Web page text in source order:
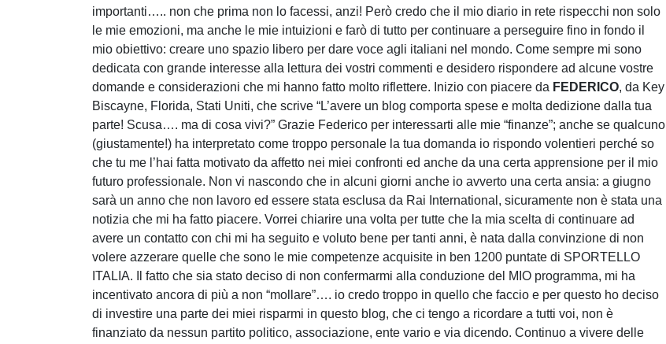
importanti….. non che prima non lo facessi, anzi! Però credo che il mio diario in rete rispecchi non solo
le mie emozioni, ma anche le mie intuizioni e farò di tutto per continuare a perseguire fino in fondo il
mio obiettivo: creare uno spazio libero per dare voce agli italiani nel mondo. Come sempre mi sono
dedicata con grande interesse alla lettura dei vostri commenti e desidero rispondere ad alcune vostre
domande e considerazioni che mi hanno fatto molto riflettere. Inizio con piacere da FEDERICO, da Key
Biscayne, Florida, Stati Uniti, che scrive “L’avere un blog comporta spese e molta dedizione dalla tua
parte! Scusa…. ma di cosa vivi?” Grazie Federico per interessarti alle mie “finanze”; anche se qualcuno
(giustamente!) ha interpretato come troppo personale la tua domanda io rispondo volentieri perché so
che tu me l’hai fatta motivato da affetto nei miei confronti ed anche da una certa apprensione per il mio
futuro professionale. Non vi nascondo che in alcuni giorni anche io avverto una certa ansia: a giugno
sarà un anno che non lavoro ed essere stata esclusa da Rai International, sicuramente non è stata una
notizia che mi ha fatto piacere. Vorrei chiarire una volta per tutte che la mia scelta di continuare ad
avere un contatto con chi mi ha seguito e voluto bene per tanti anni, è nata dalla convinzione di non
volere azzerare quelle che sono le mie competenze acquisite in ben 1200 puntate di SPORTELLO
ITALIA. Il fatto che sia stato deciso di non confermarmi alla conduzione del MIO programma, mi ha
incentivato ancora di più a non “mollare”…. io credo troppo in quello che faccio e per questo ho deciso
di investire una parte dei miei risparmi in questo blog, che ci tengo a ricordare a tutti voi, non è
finanziato da nessun partito politico, associazione, ente vario e via dicendo. Continuo a vivere delle